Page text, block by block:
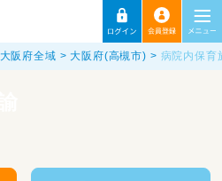
大阪府全域 大阪府(高槻市) 病院内保育